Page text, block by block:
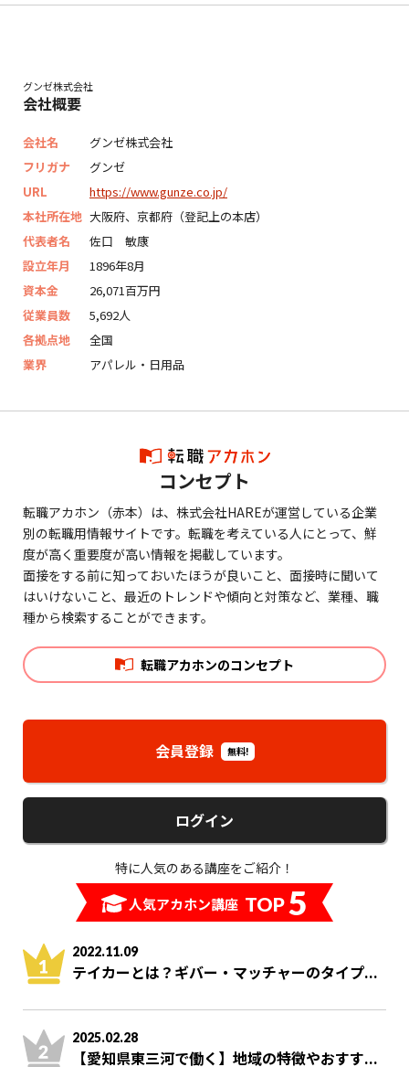
グンゼ株式会社
会社概要
会社名
グンゼ株式会社
フリガナ
グンゼ
URL
https://www.gunze.co.jp/
本社所在地 大阪府、京都府（登記上の本店）
代表者名
佐口 敏康
設立年月
1896年8月
資本金
26,071百万円
従業員数
5,692人
各拠点地
全国
業界
アパレル・日用品
コンセプト
転職アカホン（赤本）は、株式会社HAREが運営している企業
別の転職用情報サイトです。転職を考えている人にとって、鮮
度が高く重要度が高い情報を掲載しています。
面接をする前に知っておいたほうが良いこと、面接時に聞いて
はいけないこと、最近のトレンドや傾向と対策など、業種、職
種から検索することができます。
転職アカホンのコンセプト
会員登録 無料!
ログイン
特に人気のある講座をご紹介！
人気アカホン講座 TOP5
2022.11.09
テイカーとは？ギバー・マッチャーのタイプ...
2025.02.28
【愛知県東三河で働く】地域の特徴やおすす...